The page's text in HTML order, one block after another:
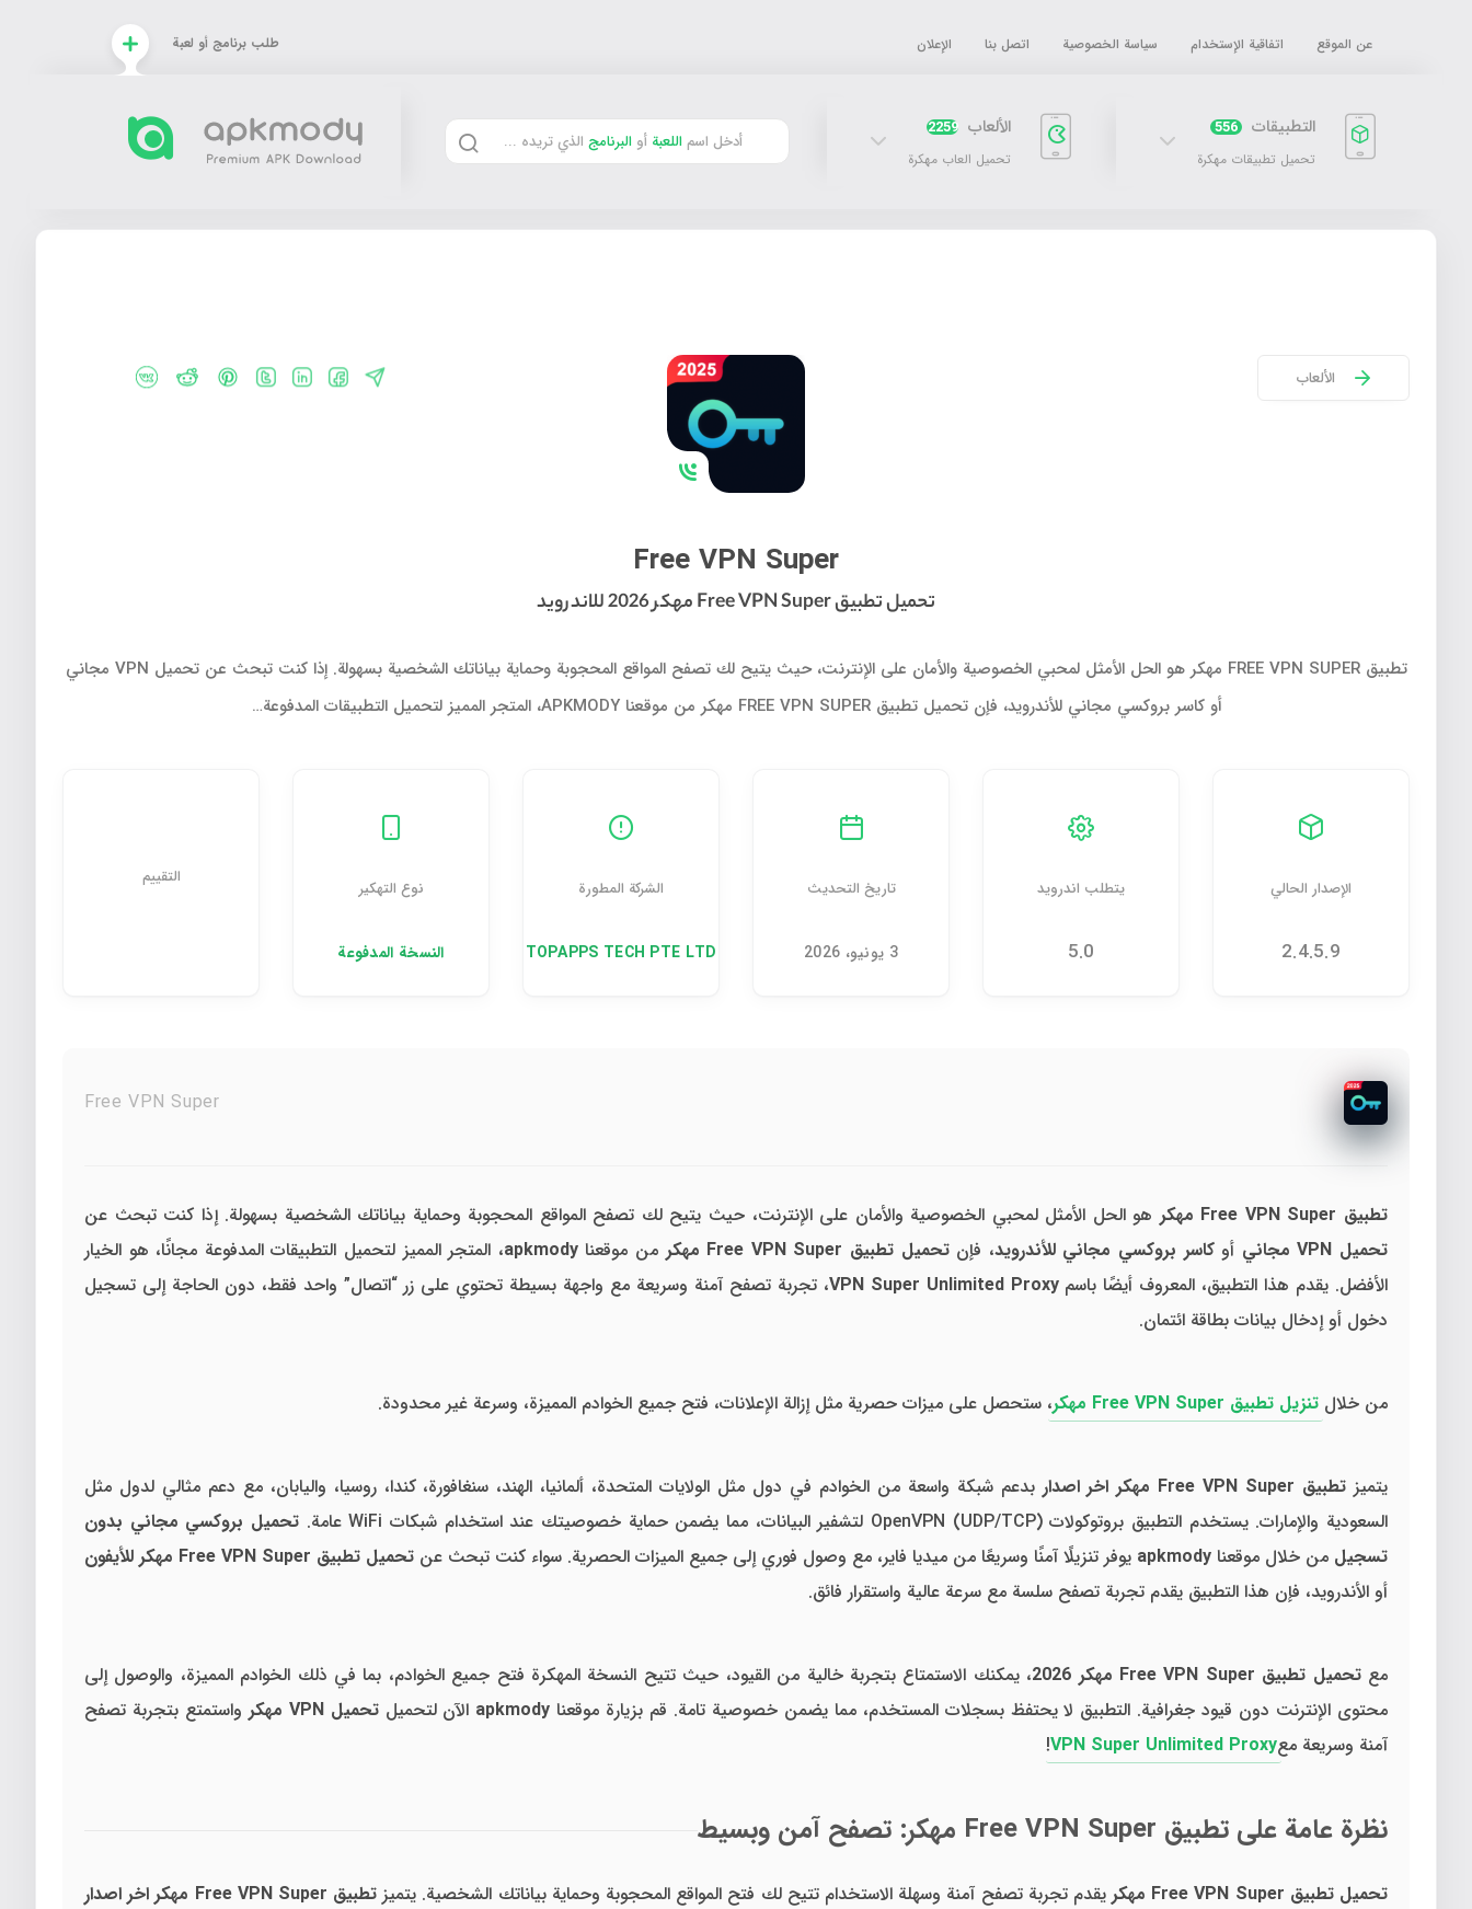
عن الموقع اتفاقية الإستخدام سياسة الخصوصية اتصل بنا الإعلان طلب برنامج أو لعبة
التطبيقات 556
تحميل تطبيقات مهكرة
الألعاب 2259
تحميل العاب مهكرة
أدخل اسم اللعبة أو البرنامج الذي تريده ...
الألعاب
Free VPN Super
تحميل تطبيق Free VPN Super مهكر 2026 للاندرويد
تطبيق FREE VPN SUPER مهكر هو الحل الأمثل لمحبي الخصوصية والأمان على الإنترنت، حيث يتيح لك تصفح المواقع المحجوبة وحماية بياناتك الشخصية بسهولة. إذا كنت تبحث عن تحميل VPN مجاني
أو كاسر بروكسي مجاني للأندرويد، فإن تحميل تطبيق FREE VPN SUPER مهكر من موقعنا APKMODY، المتجر المميز لتحميل التطبيقات المدفوعة…
الإصدار الحالي
2.4.5.9
يتطلب اندرويد
5.0
تاريخ التحديث
3 يونيو، 2026
الشركة المطورة
TOPAPPS TECH PTE LTD‏
نوع التهكير
النسخة المدفوعة
التقييم
Free VPN Super
تطبيق Free VPN Super مهكر
هو الحل الأمثل لمحبي الخصوصية والأمان على الإنترنت، حيث يتيح لك تصفح المواقع المحجوبة وحماية بياناتك الشخصية بسهولة. إذا كنت تبحث عن
تحميل VPN مجاني
أوكاسر بروكسي مجاني للأندرويد، فإنتحميل تطبيق Free VPN Super مهكر من موقعناapkmody، المتجر المميز لتحميل التطبيقات المدفوعة مجانًا، هو الخيار
الأفضل. يقدم هذا التطبيق، المعروف أيضًا باسمVPN Super Unlimited Proxy، تجربة تصفح آمنة وسريعة مع واجهة بسيطة تحتوي على زر “اتصال” واحد فقط، دون الحاجة إلى تسجيل
دخول أو إدخال بيانات بطاقة ائتمان.
من خلال تنزيل تطبيق Free VPN Super مهكر ، ستحصل على ميزات حصرية مثل إزالة الإعلانات، فتح جميع الخوادم المميزة، وسرعة غير محدودة.
يتميز تطبيق Free VPN Super مهكر اخر اصدار
بدعم شبكة واسعة من الخوادم في دول مثل الولايات المتحدة، ألمانيا، الهند، سنغافورة، كندا، روسيا، واليابان، مع دعم مثالي لدول مثل
السعودية والإمارات. يستخدم التطبيق بروتوكولات OpenVPN (UDP/TCP) لتشفير البيانات، مما يضمن حماية خصوصيتك عند استخدام شبكات WiFi عامة.
تحميل بروكسي مجاني بدون
تسجيل من خلال موقعنا apkmody يوفر تنزيلًا آمنًا وسريعًا من ميديا فاير، مع وصول فوري إلى جميع الميزات الحصرية. سواء كنت تبحث عن تحميل تطبيق Free VPN Super مهكر للأيفون
أو الأندرويد، فإن هذا التطبيق يقدم تجربة تصفح سلسة مع سرعة عالية واستقرار فائق.
معتحميل تطبيق Free VPN Super مهكر 2026
، يمكنك الاستمتاع بتجربة خالية من القيود، حيث تتيح النسخة المهكرة فتح جميع الخوادم، بما في ذلك الخوادم المميزة، والوصول إلى
محتوى الإنترنت دون قيود جغرافية. التطبيق لا يحتفظ بسجلات المستخدم، مما يضمن خصوصية تامة. قم بزيارة موقعنا apkmody الآن لتحميلتحميل VPN مهكر
واستمتع بتجربة تصفح
آمنة وسريعة معVPN Super Unlimited Proxy
!
نظرة عامة على تطبيق Free VPN Super مهكر: تصفح آمن وبسيط
تحميل تطبيق Free VPN Super مهكر يقدم تجربة تصفح آمنة وسهلة الاستخدام تتيح لك فتح المواقع المحجوبة وحماية بياناتك الشخصية. يتميز تطبيق Free VPN Super مهكر اخر اصدار